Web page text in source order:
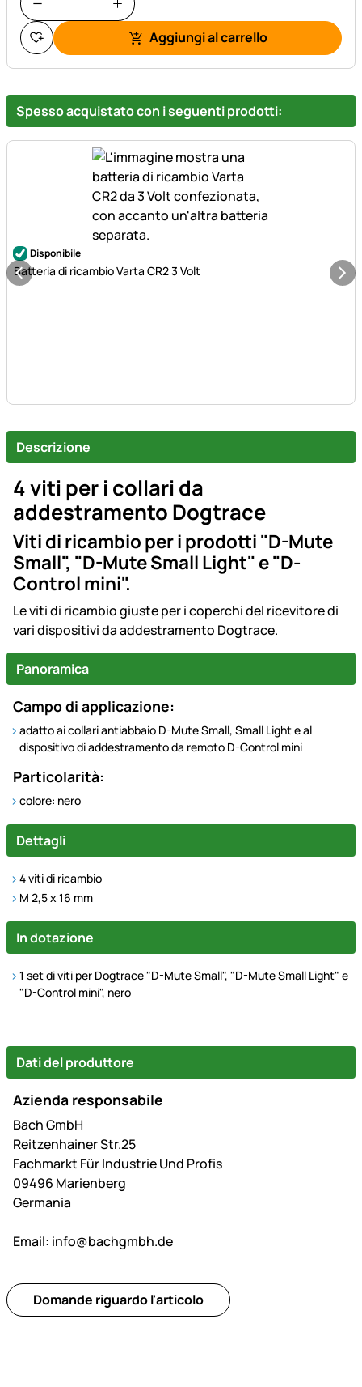
Aggiungi al carrello
Spesso acquistato con i seguenti prodotti:
Disponibile
Batteria di ricambio Varta CR2 3 Volt
Descrizione
4 viti per i collari da
addestramento Dogtrace
Viti di ricambio per i prodotti "D-Mute
Small", "D-Mute Small Light" e "D-
Control mini".
Le viti di ricambio giuste per i coperchi del ricevitore di
vari dispositivi da addestramento Dogtrace.
Panoramica
Campo di applicazione:
adatto ai collari antiabbaio D-Mute Small, Small Light e al
dispositivo di addestramento da remoto D-Control mini
Particolarità:
colore: nero
Dettagli
4 viti di ricambio
M 2,5 x 16 mm
In dotazione
1 set di viti per Dogtrace "D-Mute Small", "D-Mute Small Light" e
"D-Control mini", nero
Dati del produttore
Azienda responsabile
Bach GmbH
Reitzenhainer Str.25
Fachmarkt Für Industrie Und Profis
09496 Marienberg
Germania
Email: info@bachgmbh.de
Domande riguardo l'articolo